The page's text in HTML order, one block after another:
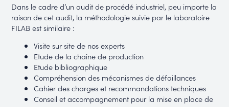
Dans le cadre d’un audit de procédé industriel, peu importe la
raison de cet audit, la méthodologie suivie par le laboratoire
FILAB est similaire :
Visite sur site de nos experts
Etude de la chaine de production
Etude bibliographique
Compréhension des mécanismes de défaillances
Cahier des charges et recommandations techniques
Conseil et accompagnement pour la mise en place de